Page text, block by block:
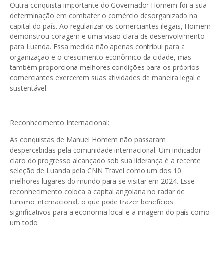
Outra conquista importante do Governador Homem foi a sua
determinação em combater o comércio desorganizado na
capital do país. Ao regularizar os comerciantes ilegais, Homem
demonstrou coragem e uma visão clara de desenvolvimento
para Luanda. Essa medida não apenas contribui para a
organização e o crescimento econômico da cidade, mas
também proporciona melhores condições para os próprios
comerciantes exercerem suas atividades de maneira legal e
sustentável.
Reconhecimento Internacional:
As conquistas de Manuel Homem não passaram
despercebidas pela comunidade internacional. Um indicador
claro do progresso alcançado sob sua liderança é a recente
seleção de Luanda pela CNN Travel como um dos 10
melhores lugares do mundo para se visitar em 2024. Esse
reconhecimento coloca a capital angolana no radar do
turismo internacional, o que pode trazer benefícios
significativos para a economia local e a imagem do país como
um todo.